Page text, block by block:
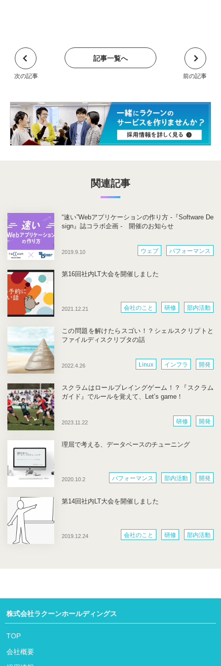
記事一覧へ
関連記事
2019.9.10
“速い”Webアプリケーションの作り方 -『Software De
sign』誌コラボ企画 - 開催のお知らせ
ウェブ パフォーマンス
2021.12.21
第16回社内LT大会を開催しました
会社のこと 研修 部内活動
2022.4.26
この問題を解けたらスゴい！？シェルスクリプトと
ファイルディスクリプタの話
Linux インフラ 開発
2023.11.22
スクラムはロールプレイングゲーム！？『スクラム
ガイド』でルールを覚えて、Let’s game！
研修 開発
2020.10.2
理屈で考える、データベースのチューニング
パフォーマンス 部内活動 開発
2019.12.24
第14回社内LT大会を開催しました
会社のこと 研修 部内活動
株式会社ラクーンホールディングス
TOP
会社概要